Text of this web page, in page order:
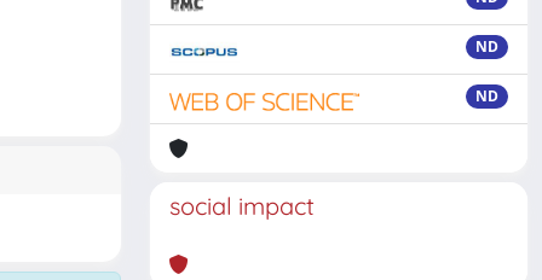
ND
ND
social impact